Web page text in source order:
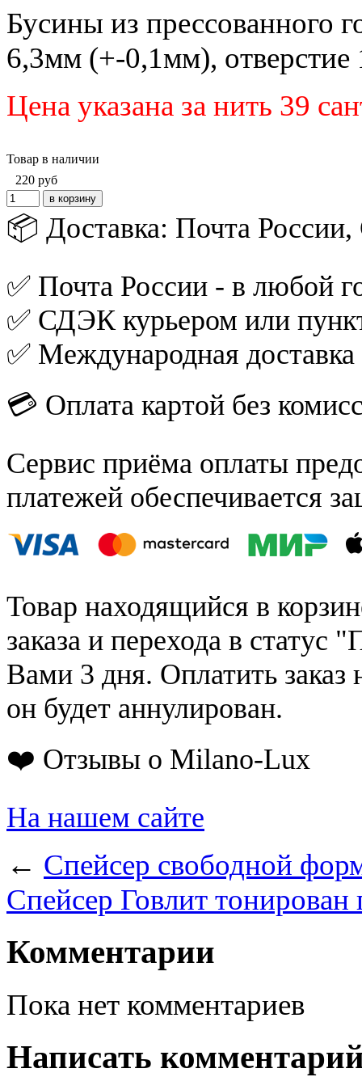
Бусины из прессованного
6,3мм (+-0,1мм),
Цена указана за нить 39
Товар в наличии
220 руб
📦 Доставка: Почта
✅ Почта России - в любой
✅ СДЭК курьером или
✅ Международная
💳 Оплата картой без
Сервис приёма оплаты
платежей обеспечивается
Товар находящийся в
заказа и перехода в статус
Вами 3 дня. Оплатить заказ
он будет аннулирован.
❤️ Отзывы о Milano-Lux
На нашем сайте
← Спейсер свободной
Спейсер Говлит
Комментарии
Пока нет комментариев
Написать